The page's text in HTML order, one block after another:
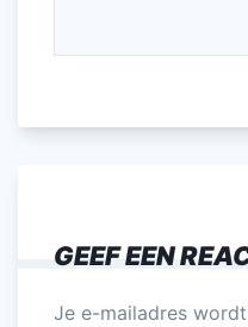
GEEF EEN
Je e-mailadres